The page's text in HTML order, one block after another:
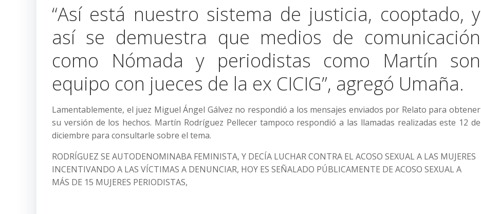
“Así está nuestro sistema de justicia, cooptado, y
así se demuestra que medios de comunicación
como Nómada y periodistas como Martín son
equipo con jueces de la ex CICIG”, agregó Umaña.
Lamentablemente, el juez Miguel Ángel Gálvez no respondió a los mensajes enviados por Relato para obtener
su versión de los hechos. Martín Rodríguez Pellecer tampoco respondió a las llamadas realizadas este 12 de
diciembre para consultarle sobre el tema.
RODRÍGUEZ SE AUTODENOMINABA FEMINISTA, Y DECÍA LUCHAR CONTRA EL ACOSO SEXUAL A LAS MUJERES
INCENTIVANDO A LAS VÍCTIMAS A DENUNCIAR, HOY ES SEÑALADO PÚBLICAMENTE DE ACOSO SEXUAL A
MÁS DE 15 MUJERES PERIODISTAS,